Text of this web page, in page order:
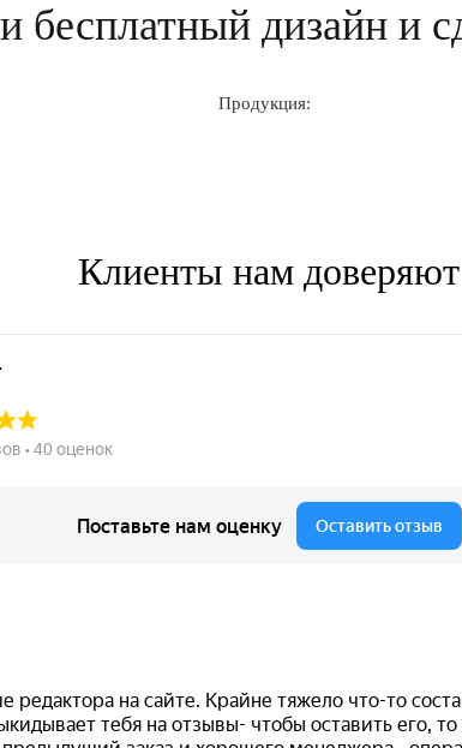
бесплатный дизайн и
Продукция:
Клиенты нам доверяют